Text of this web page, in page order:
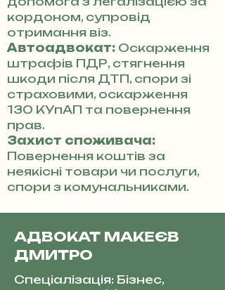
кордоном, супровід
отримання віз.
Автоадвокат: Оскарження
штрафів ПДР, стягнення
шкоди після ДТП, спори зі
страховими, оскарження
130 КУпАП та повернення
прав.
Захист споживача:
Повернення коштів за
неякісні товари чи послуги,
спори з комунальниками.
АДВОКАТ МАКЕЄВ
ДМИТРО
Спеціалізація: Бізнес,